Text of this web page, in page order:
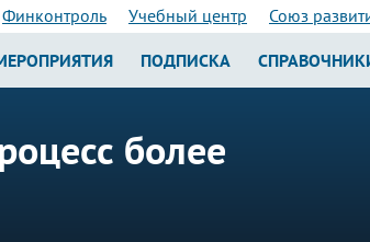
Финконтроль Учебный центр Союз
ПОДПИСКА
более